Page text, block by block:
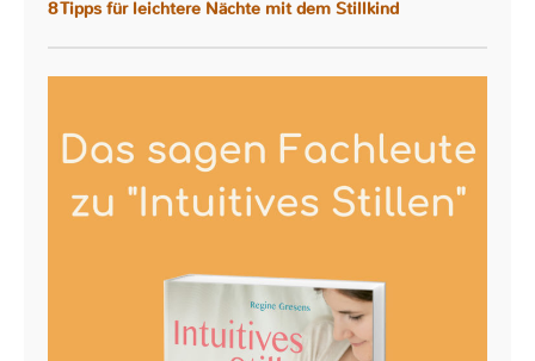
8 Tipps für leichtere Nächte mit dem Stillkind